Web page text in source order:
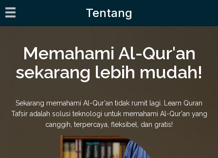
Tentang
Memahami Al-Qur'an
sekarang lebih mudah!
Sekarang memahami Al-Qur'an tidak rumit lagi. Learn Quran
Tafsir adalah solusi teknologi untuk memahami Al-Qur'an yang
canggih, terpercaya, fleksibel, dan gratis!